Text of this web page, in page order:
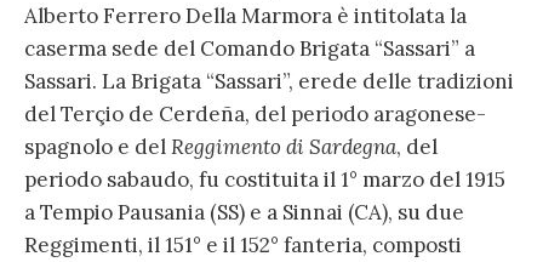
Alberto Ferrero Della Marmora è intitolata la
caserma sede del Comando Brigata “Sassari” a
Sassari. La Brigata “Sassari”, erede delle tradizioni
del Terçio de Cerdeña, del periodo aragonese-
spagnolo e delReggimento di Sardegna, del
periodo sabaudo, fu costituita il 1° marzo del 1915
a Tempio Pausania (SS) e a Sinnai (CA), su due
Reggimenti, il 151° e il 152° fanteria, composti